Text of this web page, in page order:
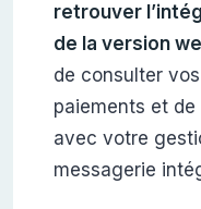
retrouver
de la version
de consulter
paiements et
avec votre
messagerie